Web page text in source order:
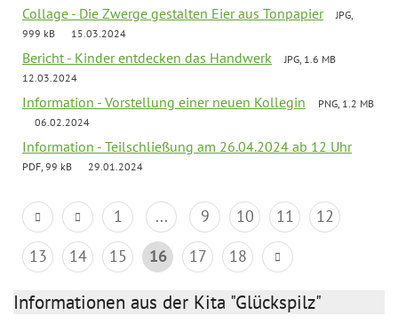
Collage - Die Zwerge gestalten Eier aus Tonpapier
JPG,
999 kB
15.03.2024
Bericht - Kinder entdecken das Handwerk
JPG, 1.6 MB
12.03.2024
Information - Vorstellung einer neuen Kollegin
PNG, 1.2 MB
06.02.2024
Information - Teilschließung am 26.04.2024 ab 12 Uhr
PDF, 99 kB 29.01.2024
1 ... 9 10 11
12
13
14 15 16 17 18
Informationen aus der Kita "Glückspilz"